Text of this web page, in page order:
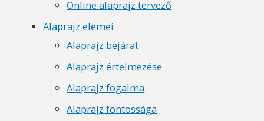
Online alaprajz tervező
Alaprajz elemei
Alaprajz bejárat
Alaprajz értelmezése
Alaprajz fogalma
Alaprajz fontossága